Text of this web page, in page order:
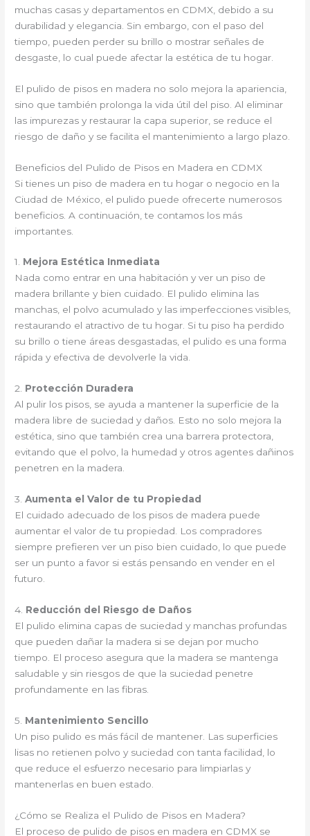
muchas casas y departamentos en CDMX, debido a su
durabilidad y elegancia. Sin embargo, con el paso del
tiempo, pueden perder su brillo o mostrar señales de
desgaste, lo cual puede afectar la estética de tu hogar.
El pulido de pisos en madera no solo mejora la apariencia,
sino que también prolonga la vida útil del piso. Al eliminar
las impurezas y restaurar la capa superior, se reduce el
riesgo de daño y se facilita el mantenimiento a largo plazo.
Beneficios del Pulido de Pisos en Madera en CDMX
Si tienes un piso de madera en tu hogar o negocio en la
Ciudad de México, el pulido puede ofrecerte numerosos
beneficios. A continuación, te contamos los más
importantes.
1. Mejora Estética Inmediata
Nada como entrar en una habitación y ver un piso de
madera brillante y bien cuidado. El pulido elimina las
manchas, el polvo acumulado y las imperfecciones visibles,
restaurando el atractivo de tu hogar. Si tu piso ha perdido
su brillo o tiene áreas desgastadas, el pulido es una forma
rápida y efectiva de devolverle la vida.
2. Protección Duradera
Al pulir los pisos, se ayuda a mantener la superficie de la
madera libre de suciedad y daños. Esto no solo mejora la
estética, sino que también crea una barrera protectora,
evitando que el polvo, la humedad y otros agentes dañinos
penetren en la madera.
3.Aumenta el Valor de tu Propiedad
El cuidado adecuado de los pisos de madera puede
aumentar el valor de tu propiedad. Los compradores
siempre prefieren ver un piso bien cuidado, lo que puede
ser un punto a favor si estás pensando en vender en el
futuro.
4. Reducción del Riesgo de Daños
El pulido elimina capas de suciedad y manchas profundas
que pueden dañar la madera si se dejan por mucho
tiempo. El proceso asegura que la madera se mantenga
saludable y sin riesgos de que la suciedad penetre
profundamente en las fibras.
5. Mantenimiento Sencillo
Un piso pulido es más fácil de mantener. Las superficies
lisas no retienen polvo y suciedad con tanta facilidad, lo
que reduce el esfuerzo necesario para limpiarlas y
mantenerlas en buen estado.
¿Cómo se Realiza el Pulido de Pisos en Madera?
El proceso de pulido de pisos en madera en CDMX se